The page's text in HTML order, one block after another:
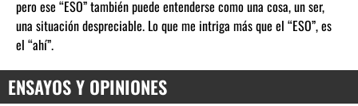
pero ese “ESO” también puede entenderse como una cosa, un ser,
una situación despreciable. Lo que me intriga más que el “ESO”, es
el “ahí”.
ENSAYOS Y OPINIONES